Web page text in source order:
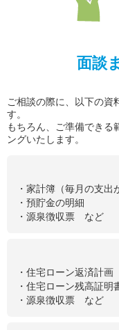
面談
ご相談の際に、以下の資
す。
もちろん、ご準備できる
ングいたします。
・家計簿（毎月の支出
・預貯金の明細
・源泉徴収票 など
・住宅ローン返済計画
・住宅ローン残高証明
・源泉徴収票 など